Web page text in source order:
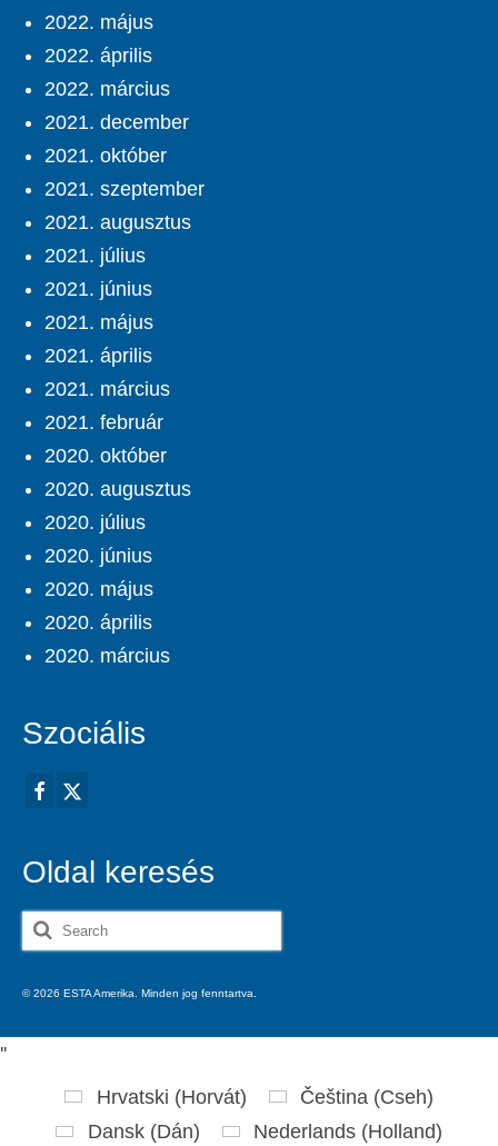
2022. május
2022. április
2022. március
2021. december
2021. október
2021. szeptember
2021. augusztus
2021. július
2021. június
2021. május
2021. április
2021. március
2021. február
2020. október
2020. augusztus
2020. július
2020. június
2020. május
2020. április
2020. március
Szociális
Oldal keresés
Search
for:
© 2026 ESTA Amerika. Minden jog fenntartva.
''
Hrvatski (Horvát) Čeština (Cseh)
Dansk(Dán) Nederlands(Holland)